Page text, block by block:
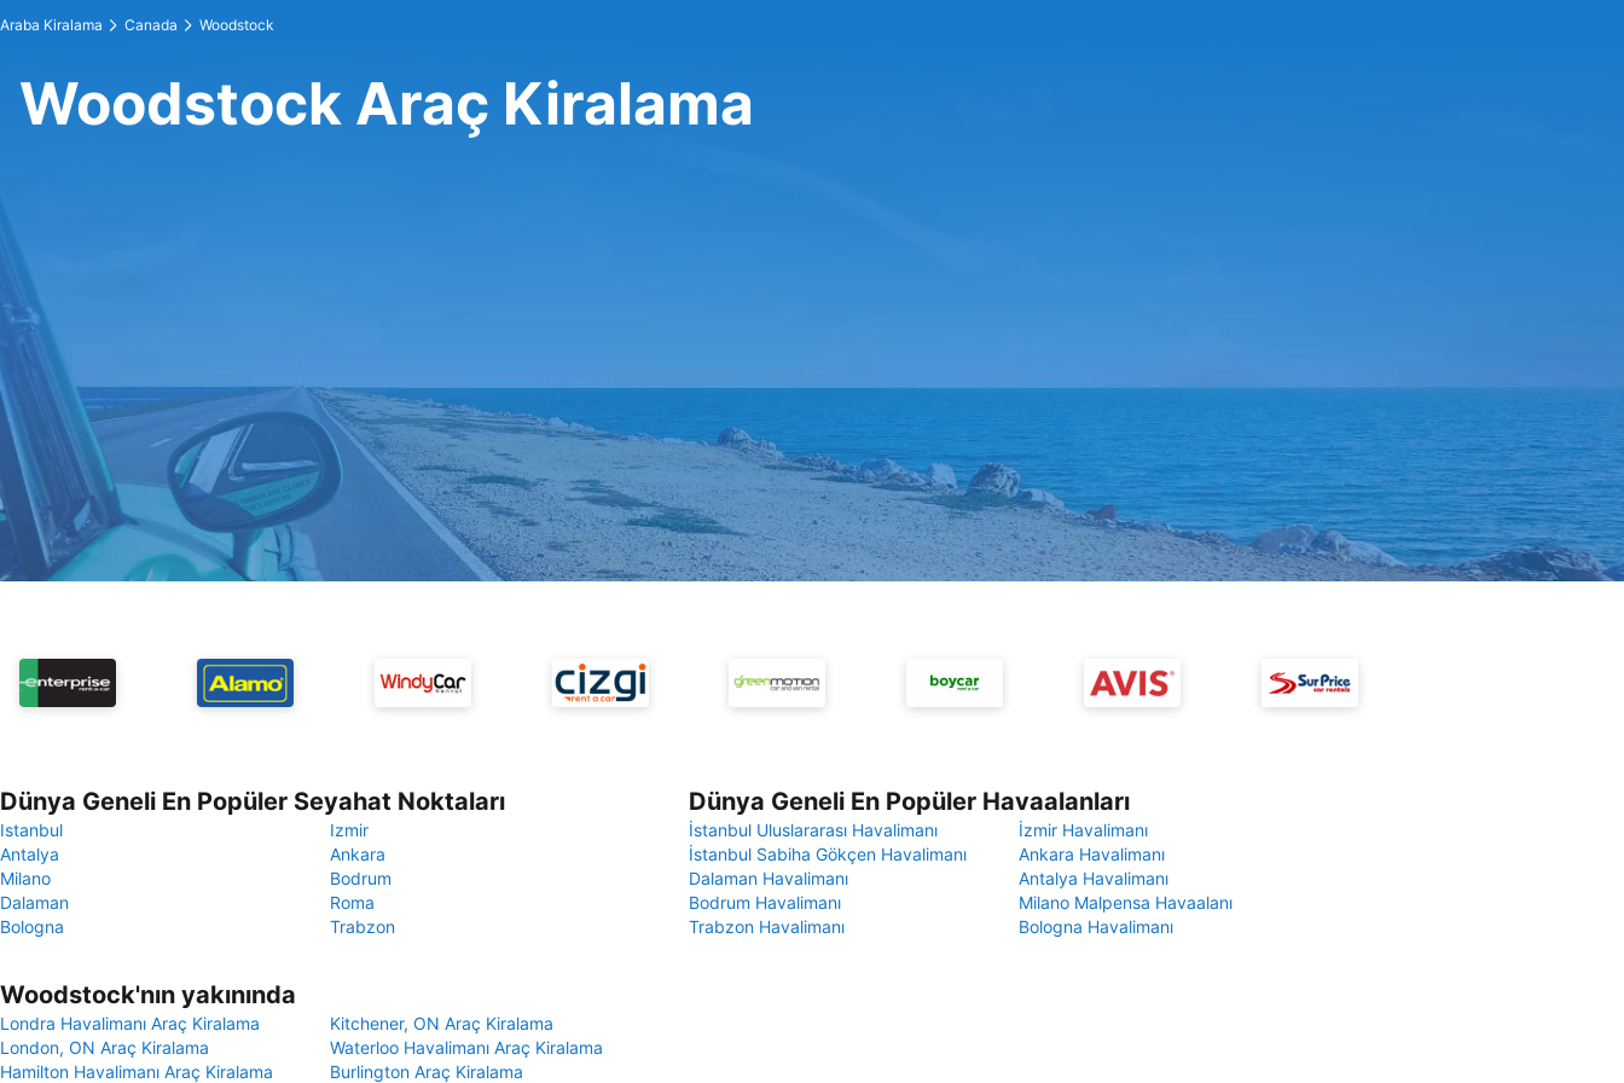
Araba Kiralama Canada Woodstock
Woodstock Araç Kiralama
Dünya Geneli En Popüler Seyahat Noktaları
Istanbul
Izmir
Antalya
Ankara
Milano
Bodrum
Dalaman
Roma
Bologna
Trabzon
Dünya Geneli En Popüler Havaalanları
İstanbul Uluslararası Havalimanı
İzmir Havalimanı
İstanbul Sabiha Gökçen Havalimanı
Ankara Havalimanı
Dalaman Havalimanı
Antalya Havalimanı
Bodrum Havalimanı
Milano Malpensa Havaalanı
Trabzon Havalimanı
Bologna Havalimanı
Woodstock'nın yakınında
Londra Havalimanı Araç Kiralama
Kitchener, ON Araç Kiralama
London, ON Araç Kiralama
Waterloo Havalimanı Araç Kiralama
Hamilton Havalimanı Araç Kiralama
Burlington Araç Kiralama